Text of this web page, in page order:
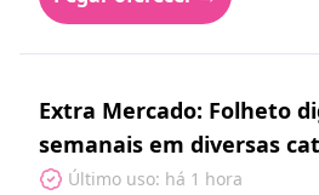
Extra Mercado: Folheto
semanais em diversas
Último uso: há 1 hora